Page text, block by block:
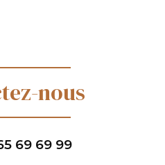
nous
69 69 99